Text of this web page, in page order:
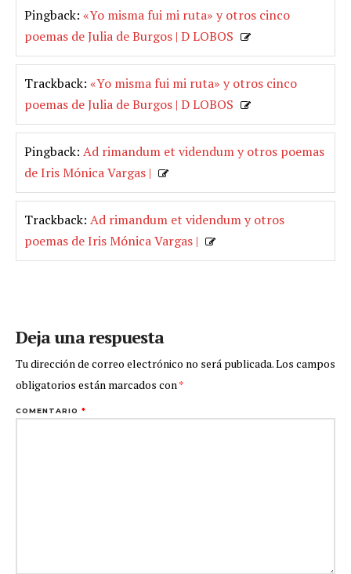
Pingback: «Yo misma fui mi ruta» y otros cinco
poemas de Julia de Burgos | D LOBOS
Trackback: «Yo misma fui mi ruta» y otros cinco
poemas de Julia de Burgos | D LOBOS
Pingback: Ad rimandum et videndum y otros poemas
de Iris Mónica Vargas |
Trackback: Ad rimandum et videndum y otros
poemas de Iris Mónica Vargas |
Deja una respuesta
Tu dirección de correo electrónico no será publicada.Los campos
obligatorios están marcados con*
COMENTARIO *